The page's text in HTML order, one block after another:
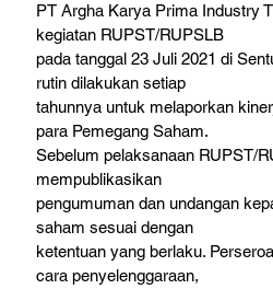
PT Argha Karya Prima Industry
kegiatan RUPST/RUPSLB
pada tanggal 23 Juli 2021 di
rutin dilakukan setiap
tahunnya untuk melaporkan
para Pemegang Saham.
Sebelum pelaksanaan RUPST/
mempublikasikan
pengumuman dan undangan
saham sesuai dengan
ketentuan yang berlaku.
cara penyelenggaraan,